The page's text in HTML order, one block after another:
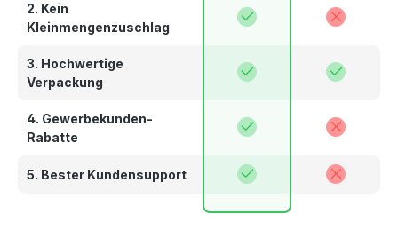
2. Kein
Kleinmengenzuschlag
3. Hochwertige
Verpackung
4. Gewerbekunden-
Rabatte
5. Bester Kundensupport